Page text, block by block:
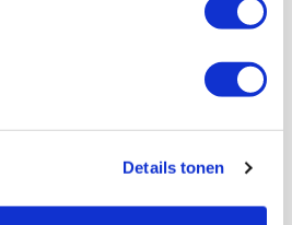
Details tonen
ballenjongens/-meiden